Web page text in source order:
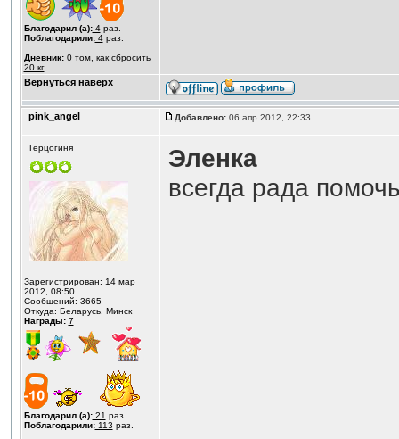
Благодарил (а):4раз.
Поблагодарили:4раз.
Дневник: 0 том, как сбросить
20 кг
Вернуться наверх
pink_angel Добавлено:06 апр 2012, 22:33
Герцогиня
Зарегистрирован: 14 мар
2012, 08:50
Сообщений: 3665
Откуда: Беларусь, Минск
Награды: 7
Благодарил (а):21 раз.
Поблагодарили:113 раз.
Эленка
всегда рада